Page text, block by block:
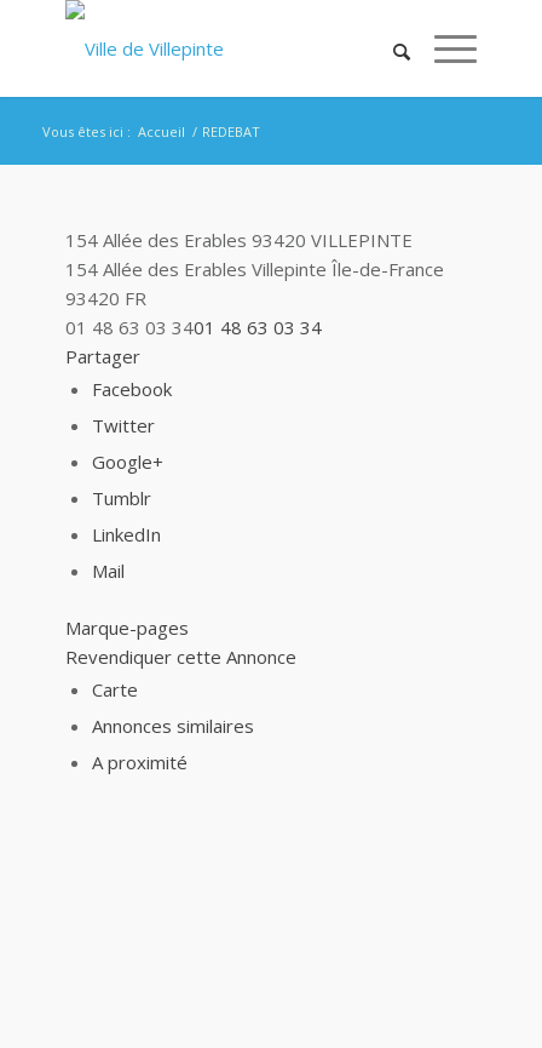
Vous êtes ici : Accueil / REDEBAT
154 Allée des Erables 93420 VILLEPINTE
154 Allée des Erables Villepinte Île-de-France
93420 FR
01 48 63 03 3401 48 63 03 34
Partager
Facebook
Twitter
Google+
Tumblr
LinkedIn
Mail
Marque-pages
Revendiquer cette Annonce
Carte
Annonces similaires
A proximité